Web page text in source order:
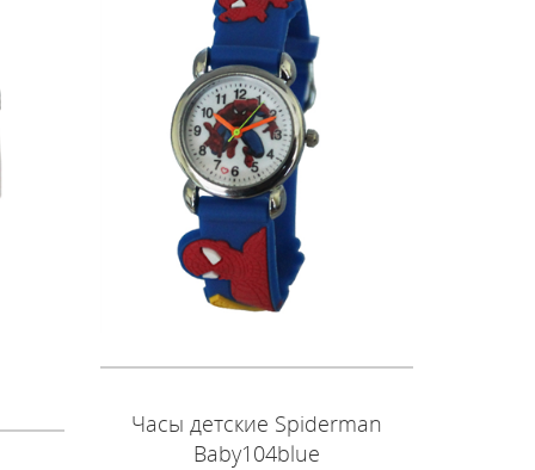
Часы детские Spiderman
Baby104blue